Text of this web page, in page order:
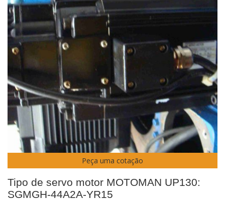
Peça uma cotação
Tipo de servo motor MOTOMAN UP130:
SGMGH-44A2A-YR15